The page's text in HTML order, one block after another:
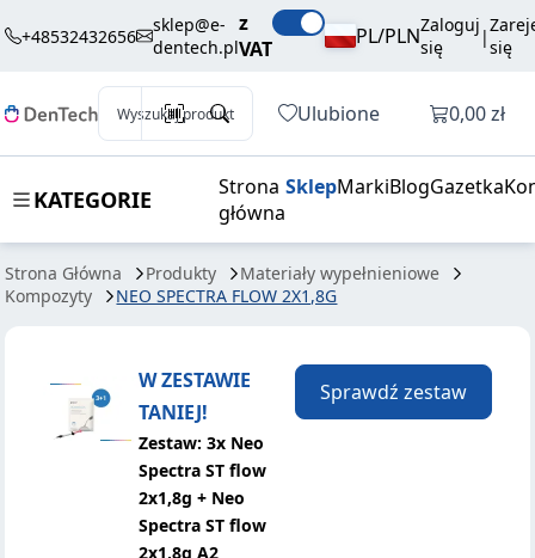
+48532432656
sklep@e-
dentech.pl
z
VAT
PL/PLNZaloguj
się
|się
Wyszukaj produkt Ulubione Otwórz
0,00 zł
KATEGORIE
Strona
główna
SklepMarkiBlogGazetka
Strona Główna Produkty
Materiały wypełnieniowe
Kompozyty
NEO SPECTRA FLOW 2X1,8G
FLOW 2X1,8G
brutto / szt.
W ZESTAWIE
TANIEJ!
Zestaw: 3x Neo
Spectra ST flow
2x1,8g + Neo
Spectra ST flow
2x1,8g A2
Sprawdź zestaw